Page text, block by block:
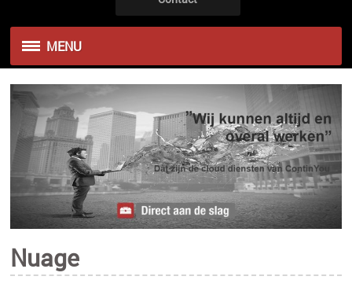
MENU
Nuage